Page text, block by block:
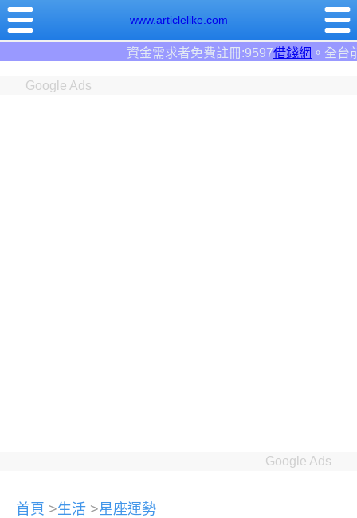
www.articlelike.com
資金需求者免費註冊:9597借錢網。全台前三大借錢網站！
Google Ads
Google Ads
首頁 >生活 >星座運勢